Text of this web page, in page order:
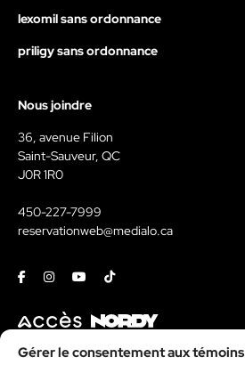
Gérer le consentement aux témoins
lexomil sans ordonnance
priligy sans ordonnance
Nous joindre
36, avenue Filion
Saint-Sauveur, QC
J0R 1R0
450-227-7999
reservationweb@medialo.ca
FacebookInstagramYoutubeTiktok
Contact